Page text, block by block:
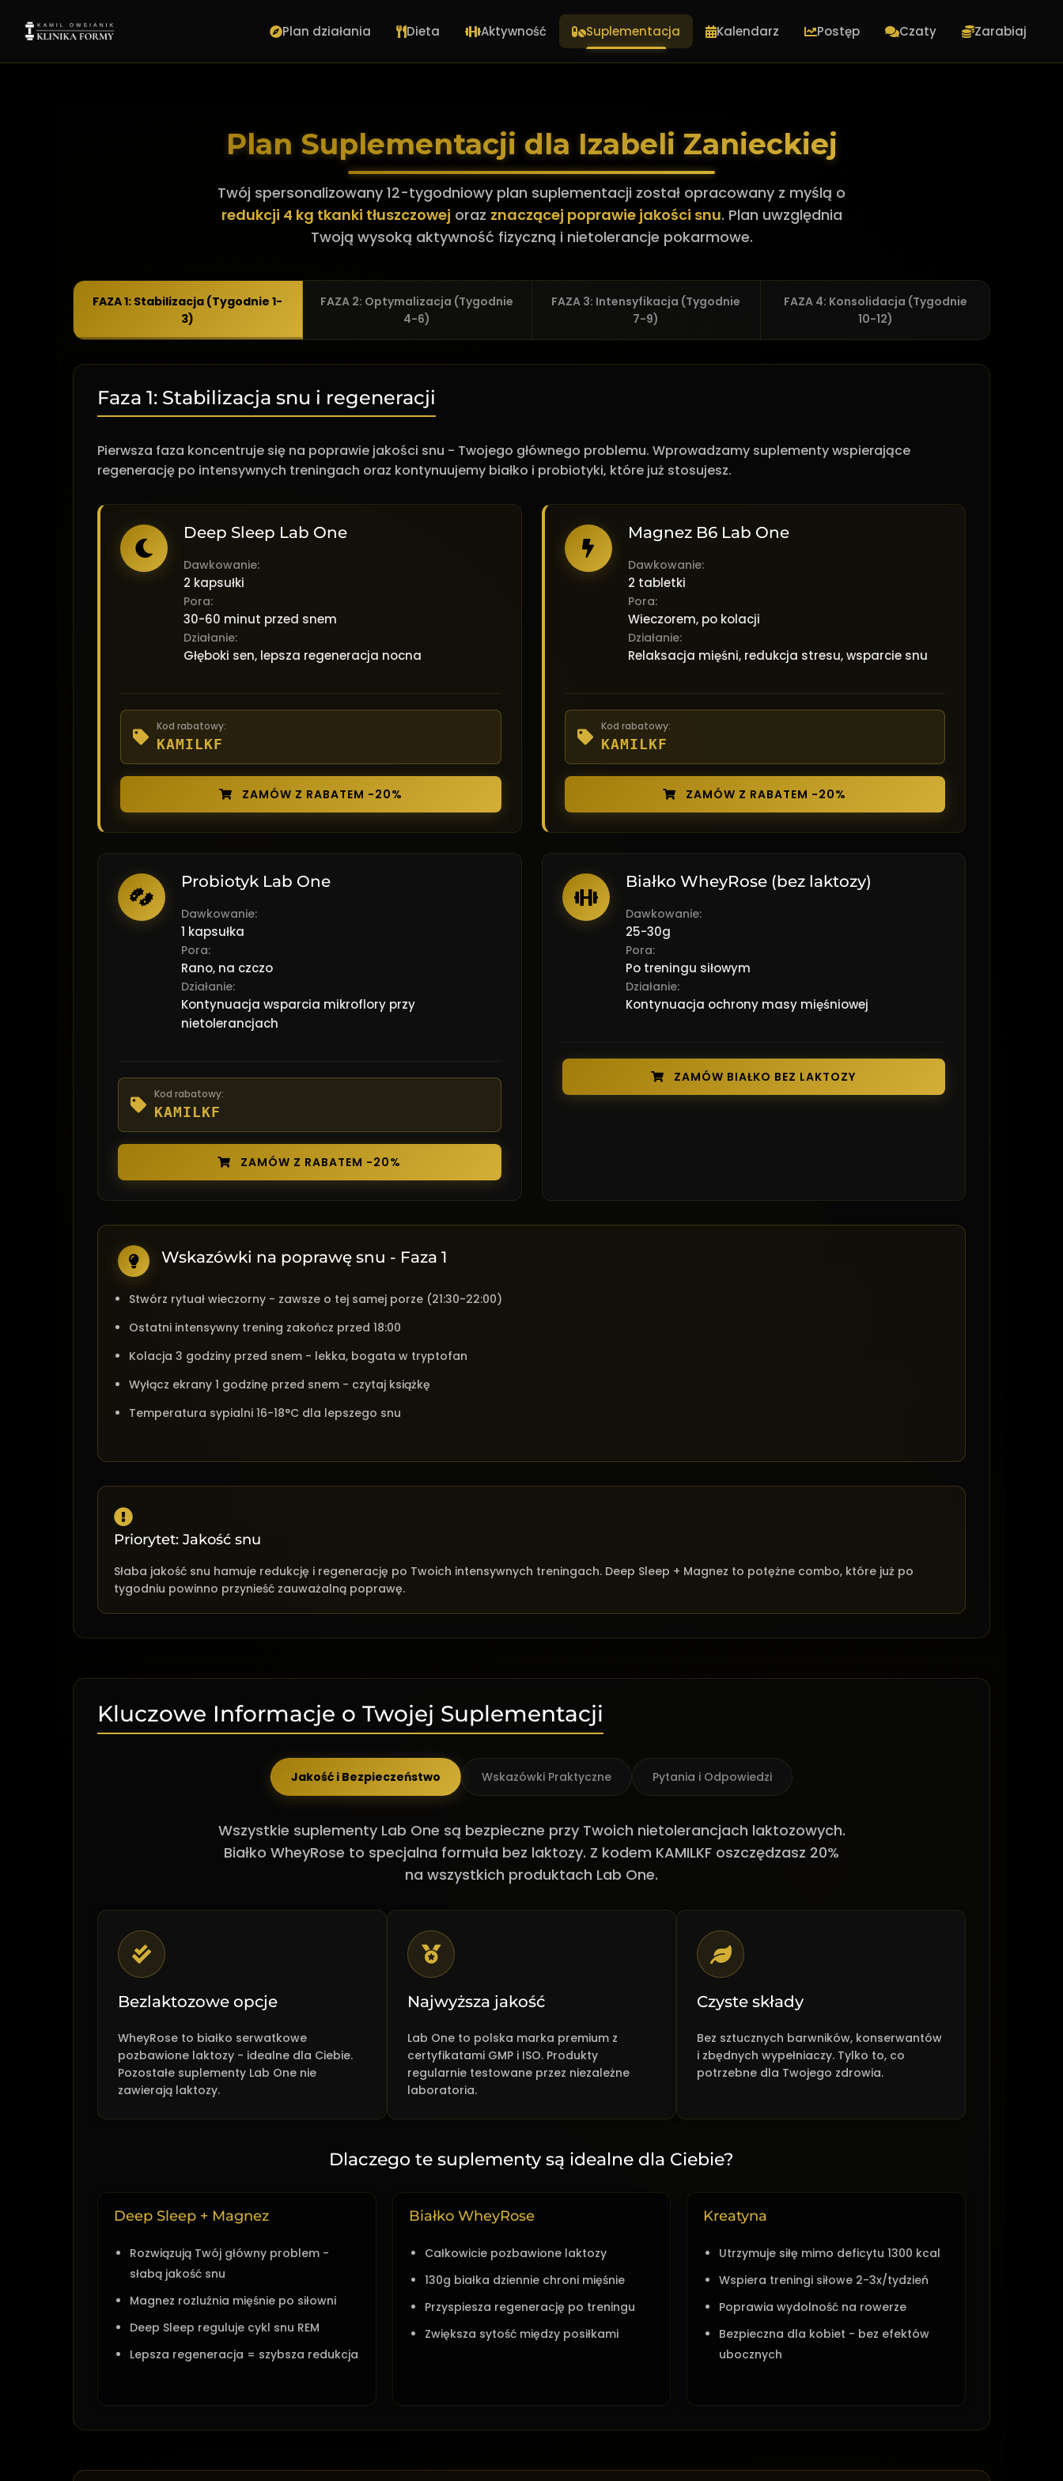
Plan działania Dieta Aktywność Suplementacja Kalendarz Postęp Czaty Zarabiaj
Plan Suplementacji dla Izabeli Zanieckiej
Twój spersonalizowany 12-tygodniowy plan suplementacji został opracowany z myślą o
redukcji 4 kg tkanki tłuszczowej oraz znaczącej poprawie jakości snu. Plan uwzględnia
Twoją wysoką aktywność fizyczną i nietolerancje pokarmowe.
FAZA 1: Stabilizacja (Tygodnie 1-
3)
FAZA 2: Optymalizacja (Tygodnie
4-6)
FAZA 3: Intensyfikacja (Tygodnie
7-9)
FAZA 4: Konsolidacja (Tygodnie
10-12)
Faza 1: Stabilizacja snu i regeneracji
Pierwsza faza koncentruje się na poprawie jakości snu - Twojego głównego problemu. Wprowadzamy suplementy wspierające
regenerację po intensywnych treningach oraz kontynuujemy białko i probiotyki, które już stosujesz.
Deep Sleep Lab One
Dawkowanie:
2 kapsułki
Pora:
30-60 minut przed snem
Działanie:
Głęboki sen, lepsza regeneracja nocna
Kod rabatowy:
KAMILKF
ZAMÓW Z RABATEM -20%
Magnez B6 Lab One
Dawkowanie:
2 tabletki
Pora:
Wieczorem, po kolacji
Działanie:
Relaksacja mięśni, redukcja stresu, wsparcie snu
Kod rabatowy:
KAMILKF
ZAMÓW Z RABATEM -20%
Probiotyk Lab One
Dawkowanie:
1 kapsułka
Pora:
Rano, na czczo
Działanie:
Kontynuacja wsparcia mikroflory przy
nietolerancjach
Kod rabatowy:
KAMILKF
ZAMÓW Z RABATEM -20%
Białko WheyRose (bez laktozy)
Dawkowanie:
25-30g
Pora:
Po treningu siłowym
Działanie:
Kontynuacja ochrony masy mięśniowej
ZAMÓW BIAŁKO BEZ LAKTOZY
Wskazówki na poprawę snu - Faza 1
Stwórz rytuał wieczorny - zawsze o tej samej porze (21:30-22:00)
Ostatni intensywny trening zakończ przed 18:00
Kolacja 3 godziny przed snem - lekka, bogata w tryptofan
Wyłącz ekrany 1 godzinę przed snem - czytaj książkę
Temperatura sypialni 16-18°C dla lepszego snu
Priorytet: Jakość snu
Słaba jakość snu hamuje redukcję i regenerację po Twoich intensywnych treningach. Deep Sleep + Magnez to potężne combo, które już po
tygodniu powinno przynieść zauważalną poprawę.
Kluczowe Informacje o Twojej Suplementacji
Jakość i Bezpieczeństwo Wskazówki Praktyczne Pytania i Odpowiedzi
Wszystkie suplementy Lab One są bezpieczne przy Twoich nietolerancjach laktozowych.
Białko WheyRose to specjalna formuła bez laktozy. Z kodem KAMILKF oszczędzasz 20%
na wszystkich produktach Lab One.
Bezlaktozowe opcje
WheyRose to białko serwatkowe
pozbawione laktozy - idealne dla Ciebie.
Pozostałe suplementy Lab One nie
zawierają laktozy.
Najwyższa jakość
Lab One to polska marka premium z
certyfikatami GMP i ISO. Produkty
regularnie testowane przez niezależne
laboratoria.
Czyste składy
Bez sztucznych barwników, konserwantów
i zbędnych wypełniaczy. Tylko to, co
potrzebne dla Twojego zdrowia.
Dlaczego te suplementy są idealne dla Ciebie?
Deep Sleep + Magnez
Rozwiązują Twój główny problem -
słabą jakość snu
Magnez rozluźnia mięśnie po siłowni
Deep Sleep reguluje cykl snu REM
Lepsza regeneracja = szybsza redukcja
Białko WheyRose
Całkowicie pozbawione laktozy
130g białka dziennie chroni mięśnie
Przyspiesza regenerację po treningu
Zwiększa sytość między posiłkami
Kreatyna
Utrzymuje siłę mimo deficytu 1300 kcal
Wspiera treningi siłowe 2-3x/tydzień
Poprawia wydolność na rowerze
Bezpieczna dla kobiet - bez efektów
ubocznych